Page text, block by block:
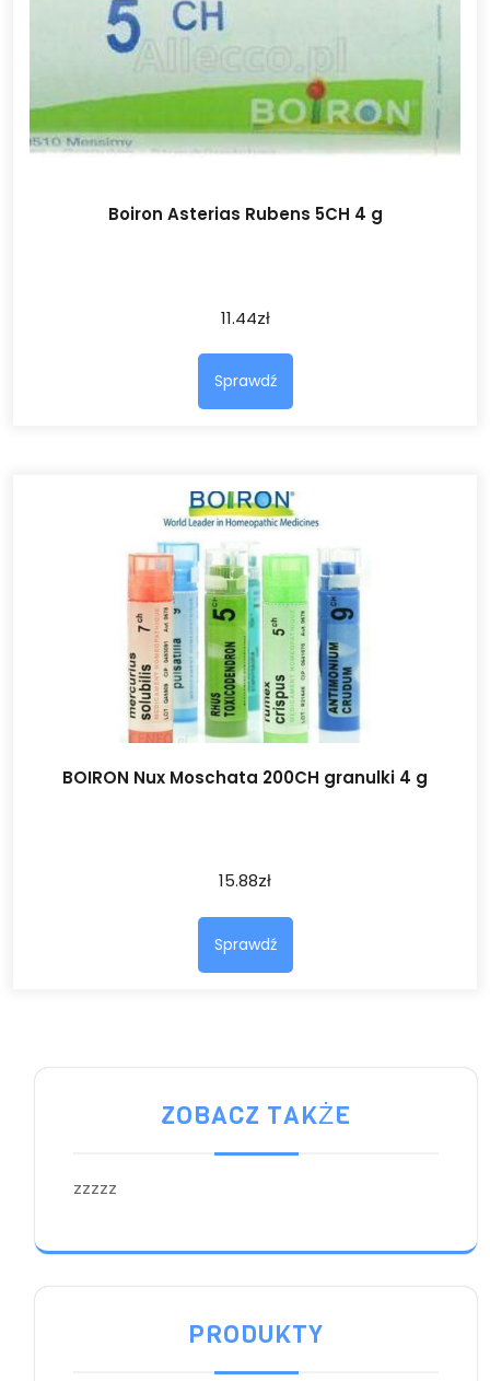
Boiron Asterias Rubens 5CH 4 g
11.44zł
Sprawdź
BOIRON Nux Moschata 200CH granulki 4 g
15.88zł
Sprawdź
ZOBACZ TAKŻE
zzzzz
PRODUKTY